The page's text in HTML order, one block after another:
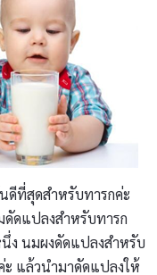
สุดสำหรับทารกค่ะ
ดแปลงสำหรับทารก
ง นมผงดัดแปลงสำหรับ
แล้วนำมาดัดแปลงให้